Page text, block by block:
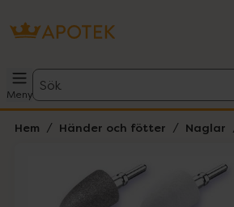
Meny
Sök
Hem Händer och fötter Naglar
Lista: . Innehåller 4 objekt.
Hoppa över Lista